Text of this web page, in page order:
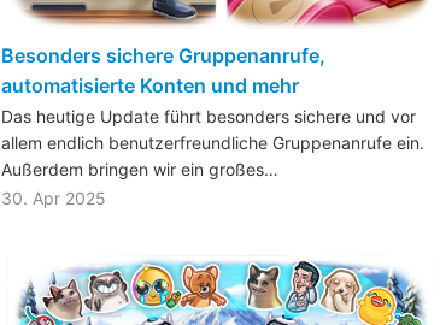
Besonders sichere Gruppenanrufe,
automatisierte Konten und mehr
Das heutige Update führt besonders sichere und vor
allem endlich benutzerfreundliche Gruppenanrufe ein.
Außerdem bringen wir ein großes…
30. Apr 2025